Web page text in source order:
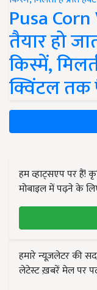
Pusa
तैयार हो
किस्में,
क्विंटल तक
हम व्हाट्सएप पर हैं!
मोबाइल में पढ़ने के
हमारे न्यूज़लेटर की
लेटेस्ट ख़बरें मेल पर